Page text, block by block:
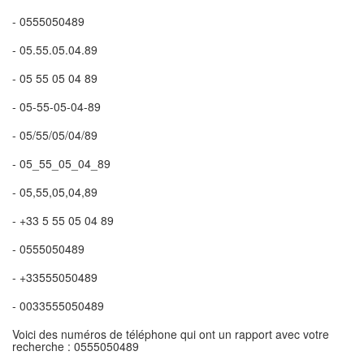
- 0555050489
- 05.55.05.04.89
- 05 55 05 04 89
- 05-55-05-04-89
- 05/55/05/04/89
- 05_55_05_04_89
- 05,55,05,04,89
- +33 5 55 05 04 89
- 0555050489
- +33555050489
- 0033555050489
Voici des numéros de téléphone qui ont un rapport avec votre
recherche : 0555050489